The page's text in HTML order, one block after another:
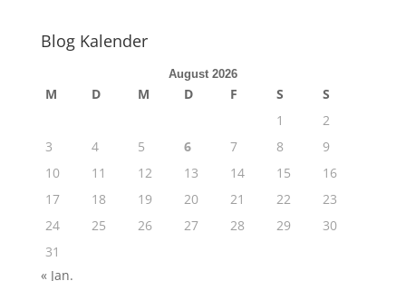
Blog Kalender
August 2026
M D M D F S
S
1
2
3
4 5 6 7 8
9
10
11 12 13 14 15
16
17
18 19 20 21 22
23
24
25 26 27 28 29
30
31
« Jan.